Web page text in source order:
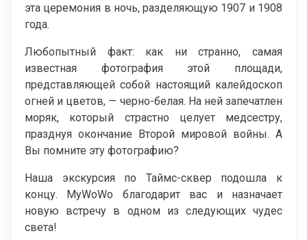
эта церемония в ночь, разделяющую 1907 и 1908
года.
Любопытный факт: как ни странно, самая
известная фотография этой площади,
представляющей собой настоящий калейдоскоп
огней и цветов, — черно-белая. На ней запечатлен
моряк, который страстно целует медсестру,
празднуя окончание Второй мировой войны. А
Вы помните эту фотографию?
Наша экскурсия по Таймс-сквер подошла к
концу. MyWoWo благодарит вас и назначает
новую встречу в одном из следующих чудес
света!